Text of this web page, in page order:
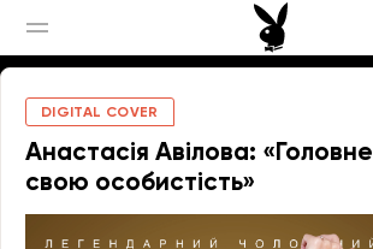
DIGITAL COVER
Анастасія Авілова:
свою особистість»